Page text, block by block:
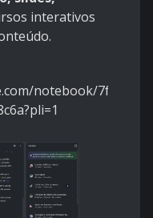
interativos
notebook/